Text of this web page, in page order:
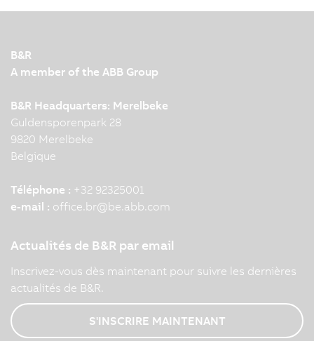
B&R
A member of the ABB Group
B&R Headquarters: Merelbeke
Guldensporenpark 28
9820 Merelbeke
Belgique
Téléphone : +32 92325001
e-mail : office.br@be.abb.com
Actualités de B&R par email
Inscrivez-vous dès maintenant pour suivre les dernières
actualités de B&R.
S'INSCRIRE MAINTENANT